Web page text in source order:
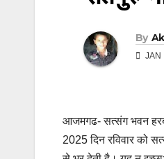
By
JAN
आजमगढ- सत्संग भवन
2025 दिन रविवार को